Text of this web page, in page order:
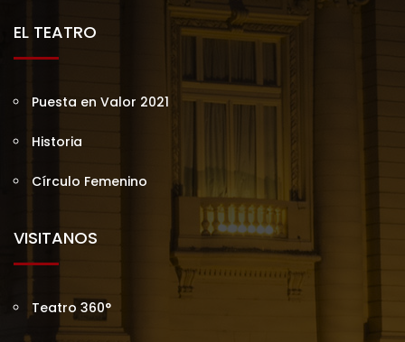
EL TEATRO
Puesta en Valor 2021
Historia
Círculo Femenino
VISITANOS
Teatro 360°